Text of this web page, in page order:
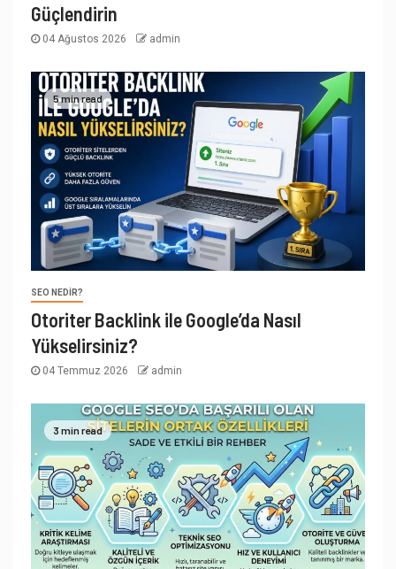
Güçlendirin
04 Ağustos 2026 admin
5 min read
SEO NEDIR?
Otoriter Backlink ile Google’da Nasıl
Yükselirsiniz?
04 Temmuz 2026 admin
3 min read